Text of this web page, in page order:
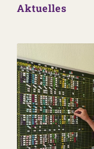
Aktuelles